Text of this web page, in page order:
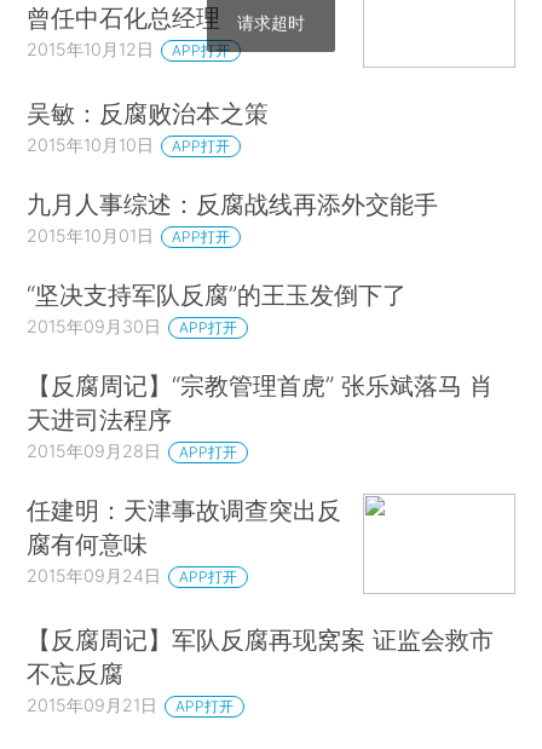
曾任中石化总经理
2015年10月12日 APP打开
吴敏：反腐败治本之策
2015年10月10日 APP打开
九月人事综述：反腐战线再添外交能手
2015年10月01日 APP打开
“坚决支持军队反腐”的王玉发倒下了
2015年09月30日 APP打开
【反腐周记】“宗教管理首虎” 张乐斌落马 肖
天进司法程序
2015年09月28日 APP打开
任建明：天津事故调查突出反
腐有何意味
2015年09月24日 APP打开
【反腐周记】军队反腐再现窝案 证监会救市
不忘反腐
2015年09月21日 APP打开
请求超时